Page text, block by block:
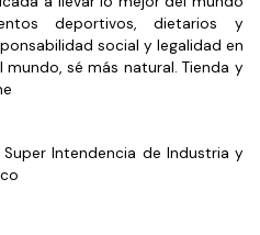
2 lb, es una opción práctica
su alimentación con
y también funciona muy
bowls, smoothies o
deportivos, dietarios y
social y legalidad en
sé más natural. Tienda y
Intendencia de Industria y